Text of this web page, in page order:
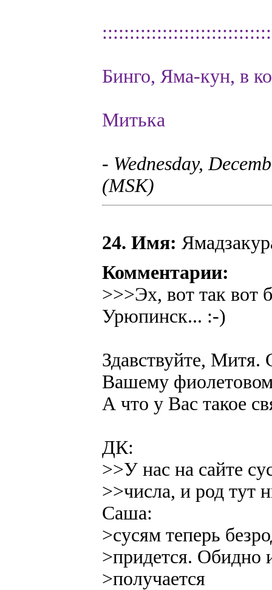
Бинго, Яма-кун, в
Митька
- Wednesday,
(MSK)
24. Имя:
Комментарии:
>>>Эх, вот так вот
Урюпинск... :-)
Здавствуйте, Митя.
Вашему
А что у Вас такое
ДК:
>>У нас на сайте
>>числа, и род тут
Саша:
>сусям теперь
>придется. Обидно
>получается